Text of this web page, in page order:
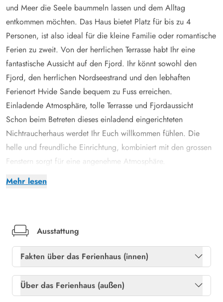
Mehr lesen
und Meer die Seele baummeln lassen und dem Alltag
entkommen möchten. Das Haus bietet Platz für bis zu 4
Personen, ist also ideal für die kleine Familie oder romantische
Ferien zu zweit. Von der herrlichen Terrasse habt Ihr eine
fantastische Aussicht auf den Fjord. Ihr könnt sowohl den
Fjord, den herrlichen Nordseestrand und den lebhaften
Ferienort Hvide Sande bequem zu Fuss erreichen.
Einladende Atmosphäre, tolle Terrasse und Fjordaussicht
Schon beim Betreten dieses einladend eingerichteten
Nichtraucherhaus werdet Ihr Euch willkommen fühlen. Die
helle und freundliche Einrichtung, kombiniert mit den grossen
Fenstern sorgt für eine angenehme Atmosphäre.
Der lichtdurchflutete Wohnraum mit der integrierten offenen
kühleren Tagen verbreitet der knisternde Kaminofen eine
wohlige Wärme, während draussen der rauhe Westwind die
Dünengräser zerzaust.
Das ganze Haus ist von einer herrlichen, abgeschirmten
Terrasse umgeben, die mit guten und bequemen Gartenmöbeln
Ausstattung
Fakten über das Ferienhaus (innen)
Gratis internet
Ja
Über das Ferienhaus (außen)